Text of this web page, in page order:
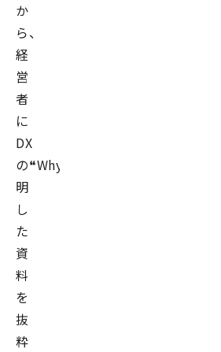
か
ら、
経
営
者
に
DX
の❝Why❞説
明
し
た
資
料
を
抜
粋